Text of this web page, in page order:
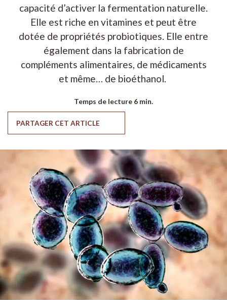
capacité d’activer la fermentation naturelle.
Elle est riche en vitamines et peut être
dotée de propriétés probiotiques. Elle entre
également dans la fabrication de
compléments alimentaires, de médicaments
et même… de bioéthanol.
Temps de lecture 6 min.
PARTAGER CET ARTICLE